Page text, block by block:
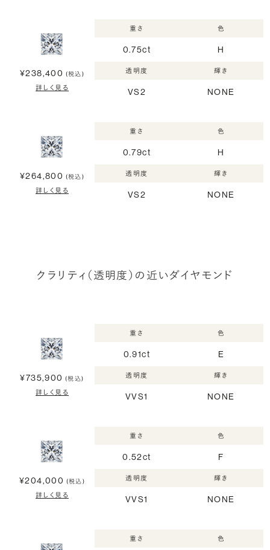
¥238,400 (税込)
詳しく見る
重さ
0.75ct
色
H
透明度
VS2
輝き
NONE
¥264,800 (税込)
詳しく見る
重さ
0.79ct
色
H
透明度
VS2
輝き
NONE
クラリティ（透明度）の近いダイヤモンド
¥735,900 (税込)
詳しく見る
重さ
0.91ct
色
E
透明度
VVS1
輝き
NONE
¥204,000 (税込)
詳しく見る
重さ
0.52ct
色
F
透明度
VVS1
輝き
NONE
重さ 色